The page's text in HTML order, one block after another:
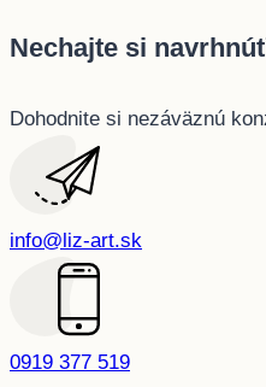
Nechajte si
Dohodnite si nezáväznú
info@liz-art.sk
0919 377 519